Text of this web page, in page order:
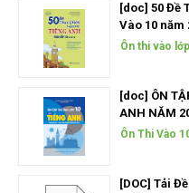
[doc] 50 Đề
Vào 10 năm
Ôn thi vào
[doc] ÔN
ANH NĂM
Ôn Thi Vào
[DOC] Tải